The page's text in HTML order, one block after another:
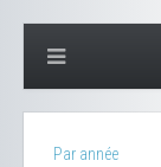
Par année